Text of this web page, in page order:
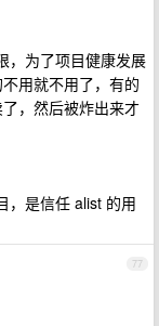
，为了项目健康发展
用就不用了，有的
，然后被炸出来才
，是信任 alist 的用
77